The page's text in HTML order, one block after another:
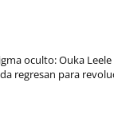
oculto: Ouka
regresan para